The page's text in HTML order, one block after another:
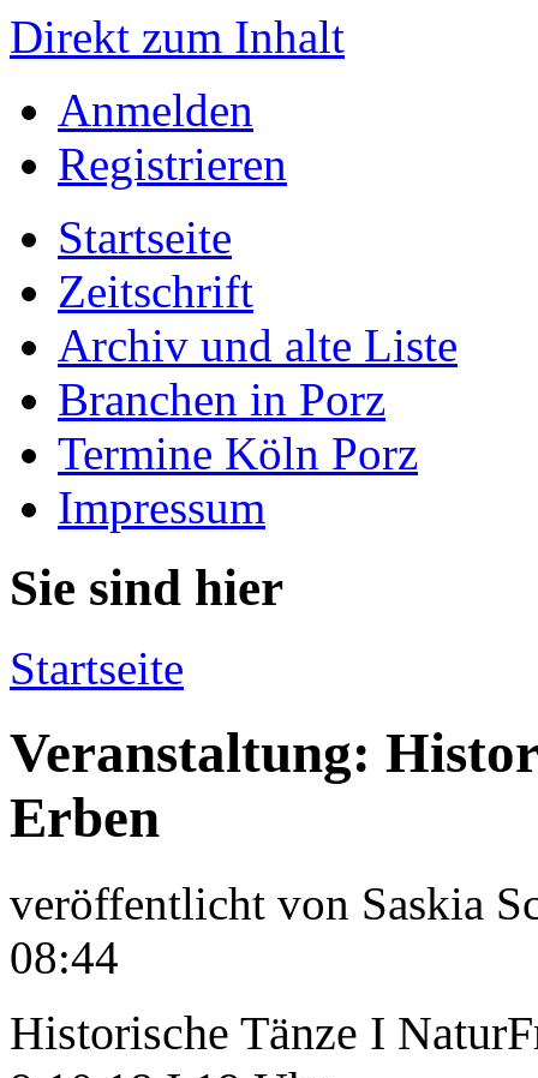
Direkt zum Inhalt
Anmelden
Registrieren
Startseite
Zeitschrift
Archiv und alte Liste
Branchen in Porz
Termine Köln Porz
Impressum
Sie sind hier
Startseite
Veranstaltung:
Erben
veröffentlicht von Saskia
08:44
Historische Tänze I